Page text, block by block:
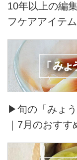
10年以上の編
フケアアイテ
▶旬の「みょ
｜7月のおすす